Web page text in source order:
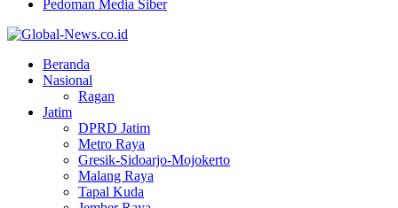
Pedoman Media Siber
Beranda
Nasional
Ragan
Jatim
DPRD Jatim
Metro Raya
Gresik-Sidoarjo-Mojokerto
Malang Raya
Tapal Kuda